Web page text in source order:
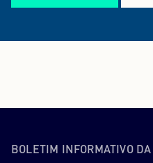
BOLETIM INFORMATIVO